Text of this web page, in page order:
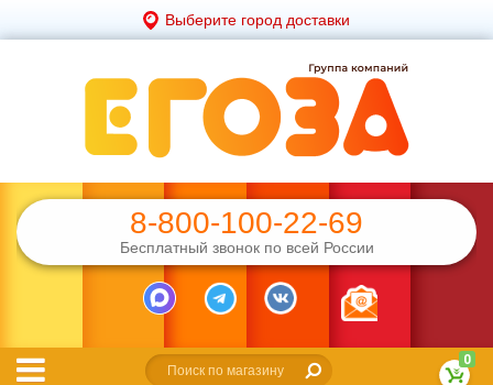
Выберите город доставки
8-800-100-22-69
Бесплатный звонок по всей России
0